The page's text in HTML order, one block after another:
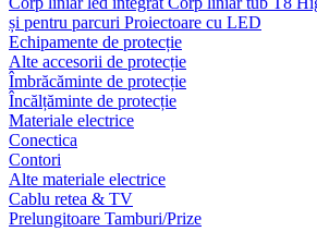
și pentru parcuri Proiectoare cu LED
Echipamente de protecție
Alte accesorii de protecție
Îmbrăcăminte de protecție
Încălțăminte de protecție
Materiale electrice
Conectica
Contori
Alte materiale electrice
Cablu retea & TV
Prelungitoare Tamburi/Prize